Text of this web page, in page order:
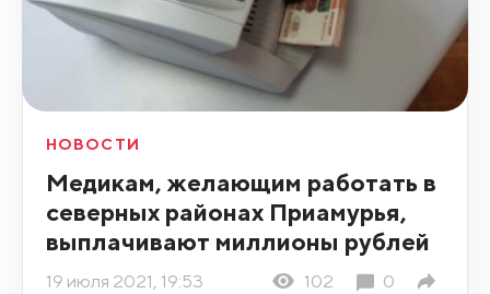
НОВОСТИ
Медикам, желающим работать в
северных районах Приамурья,
выплачивают миллионы рублей
19 июля 2021, 19:53 102 0